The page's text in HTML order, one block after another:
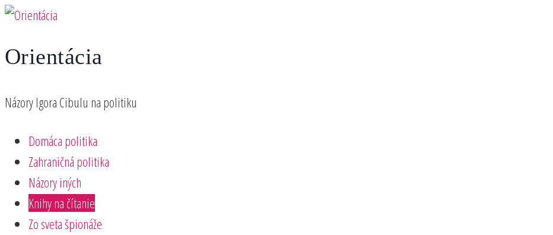
Preskočiť
obsah
Orientácia
Názory Igora Cibulu na politiku
Domáca politika
Zahraničná politika
Názory iných
Knihy na čítanie
Zo sveta špionáže